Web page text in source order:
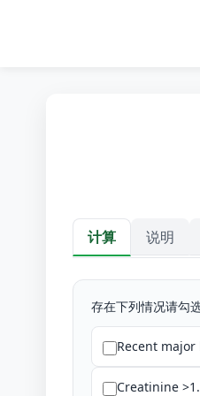
计算 说明
计算
存在下列情况请勾
Recent
Creatinine